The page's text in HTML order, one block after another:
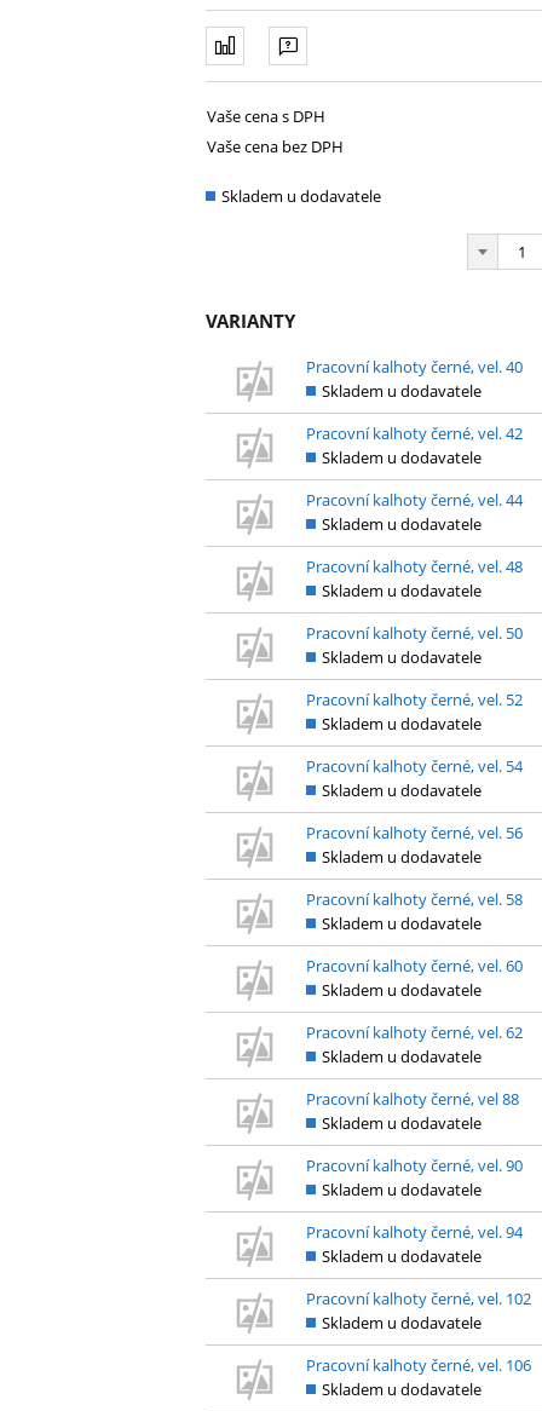
Vaše cena s DPH
Vaše cena bez DPH
Skladem u dodavatele
VARIANTY
Pracovní kalhoty černé, vel. 40
Skladem u dodavatele
Pracovní kalhoty černé, vel. 42
Skladem u dodavatele
Pracovní kalhoty černé, vel. 44
Skladem u dodavatele
Pracovní kalhoty černé, vel. 48
Skladem u dodavatele
Pracovní kalhoty černé, vel. 50
Skladem u dodavatele
Pracovní kalhoty černé, vel. 52
Skladem u dodavatele
Pracovní kalhoty černé, vel. 54
Skladem u dodavatele
Pracovní kalhoty černé, vel. 56
Skladem u dodavatele
Pracovní kalhoty černé, vel. 58
Skladem u dodavatele
Pracovní kalhoty černé, vel. 60
Skladem u dodavatele
Pracovní kalhoty černé, vel. 62
Skladem u dodavatele
Pracovní kalhoty černé, vel 88
Skladem u dodavatele
Pracovní kalhoty černé, vel. 90
Skladem u dodavatele
Pracovní kalhoty černé, vel. 94
Skladem u dodavatele
Pracovní kalhoty černé, vel. 102
Skladem u dodavatele
Pracovní kalhoty černé, vel. 106
Skladem u dodavatele